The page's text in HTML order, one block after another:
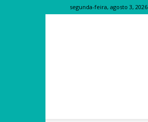
segunda-feira, agosto 3, 2026